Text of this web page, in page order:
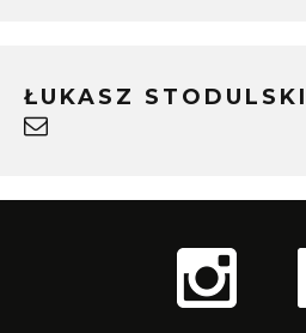
ŁUKASZ STODULSKI